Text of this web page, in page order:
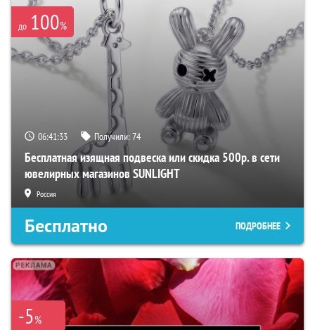
до 100%
06:41:32 Получили:74
Бесплатная изящная подвеска или скидка 500р. в сети
ювелирных магазинов SUNLIGHT
Россия
Бесплатно ПОДРОБНЕЕ
-5%